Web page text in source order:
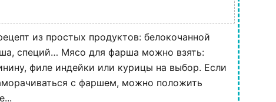
из простых продуктов: белокочанной
специй… Мясо для фарша можно взять:
филе индейки или курицы на выбор. Если
с фаршем, можно положить